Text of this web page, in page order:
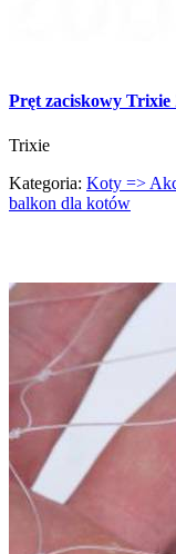
Pręt zaciskowy Trixie
Trixie
Kategoria: Koty =>
balkon dla kotów